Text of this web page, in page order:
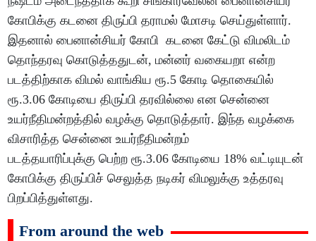
கோபிக்கு கடனை திருப்பி தராமல் மோசடி செய்துள்ளார்.
இதனால் பைனான்சியர் கோபி கடனை கேட்டு விமலிடம்
தொந்தரவு கொடுத்ததுடன், மன்னர் வகையறா என்ற
படத்திற்காக விமல் வாங்கிய ரூ.5 கோடி தொகையில்
ரூ.3.06 கோடியை திருப்பி தரவில்லை என சென்னை
உயர்நீதிமன்றத்தில் வழக்கு தொடுத்தார். இந்த வழக்கை
விசாரித்த சென்னை உயர்நீதிமன்றம்
படத்தயாரிப்புக்கு பெற்ற ரூ.3.06 கோடியை 18% வட்டியுடன்
கோபிக்கு திருப்பிச் செலுத்த நடிகர் விமலுக்கு உத்தரவு
பிறப்பித்துள்ளது.
From around the web